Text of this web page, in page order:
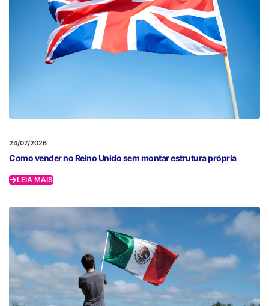
24/07/2026
Como vender no Reino Unido sem montar estrutura própria
LEIA MAIS